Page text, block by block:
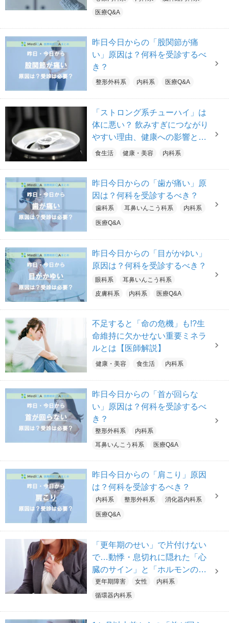
医療Q&A
昨日今日からの「股関節が痛
い」原因は？何科を受診するべ
き？
整形外科系 内科系 医療Q&A
「ストロング系チューハイ」は
体に悪い？ 飲みすぎにつながり
やすい理由、健康への影響とは
【医師解説】
食生活 健康・美容 内科系
昨日今日からの「歯が痛い」原
因は？何科を受診するべき？
歯科系 耳鼻いんこう科系 内科系
医療Q&A
昨日今日からの「目がかゆい」
原因は？何科を受診するべき？
眼科系
耳鼻いんこう科系
皮膚科系
内科系 医療Q&A
不足すると「命の危機」も!?生
命維持に欠かせない重要ミネラ
ルとは【医師解説】
健康・美容 食生活 内科系
昨日今日からの「首が回らな
い」原因は？何科を受診するべ
き？
整形外科系
内科系
耳鼻いんこう科系
医療Q&A
昨日今日からの「肩こり」原因
は？何科を受診するべき？
内科系 整形外科系 消化器内科系
医療Q&A
「更年期のせい」で片付けない
で…動悸・息切れに隠れた「心
臓のサイン」と「ホルモンの乱
れ」は？【医師解説】
更年期障害 女性
内科系
循環器内科系